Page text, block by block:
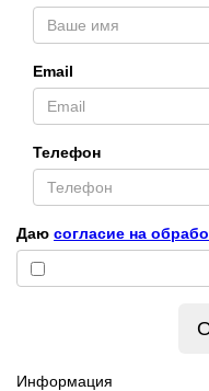
Email
Телефон
Даю согласие на
Информация